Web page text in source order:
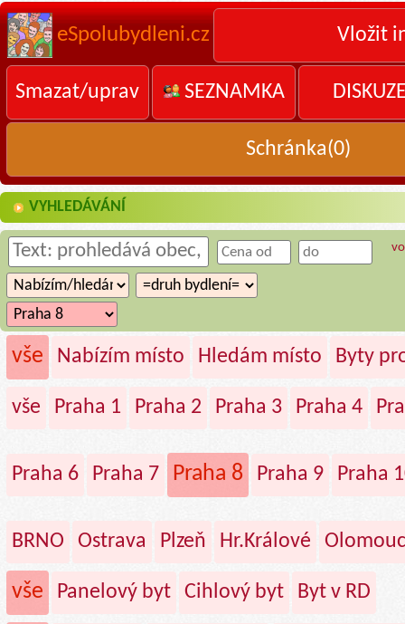
eSpolubydleni.cz Vložit
Smazat/uprav SEZNAMKA
Schránka(0)
VYHLEDÁVÁNÍ
vše Nabízím místo Hledám místo Byty
vše Praha 1 Praha 2 Praha 3 Praha 4
Praha 6 Praha 7 Praha 8 Praha 9 Praha
BRNO Ostrava Plzeň Hr.Králové Olomouc
vše Panelový byt Cihlový byt Byt v RD